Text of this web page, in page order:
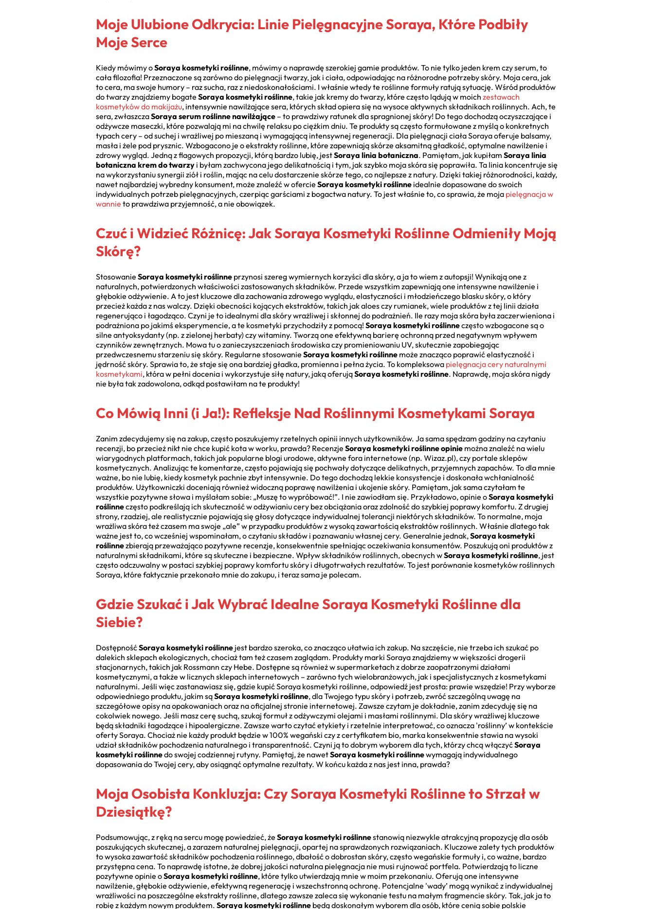
Moje Ulubione Odkrycia: Linie Pielęgnacyjne Soraya, Które Podbiły
Moje Serce
Kiedy mówimy oSoraya kosmetyki roślinne, mówimy o naprawdę szerokiej gamie produktów. To nie tylko jeden krem czy serum, to
cała filozofia! Przeznaczone są zarówno do pielęgnacji twarzy, jak i ciała, odpowiadając na różnorodne potrzeby skóry. Moja cera, jak
to cera, ma swoje humory – raz sucha, raz z niedoskonałościami. I właśnie wtedy te roślinne formuły ratują sytuację. Wśród produktów
do twarzy znajdziemy bogate Soraya kosmetyki roślinne, takie jak kremy do twarzy, które często lądują w moich zestawach
kosmetyków do makijażu, intensywnie nawilżające sera, których skład opiera się na wysoce aktywnych składnikach roślinnych. Ach, te
sera, zwłaszczaSoraya serum roślinne nawilżające – to prawdziwy ratunek dla spragnionej skóry! Do tego dochodzą oczyszczające i
odżywcze maseczki, które pozwalają mi na chwilę relaksu po ciężkim dniu. Te produkty są często formułowane z myślą o konkretnych
typach cery – od suchej i wrażliwej po mieszaną i wymagającą intensywnej regeneracji. Dla pielęgnacji ciała Soraya oferuje balsamy,
masła i żele pod prysznic. Wzbogacono je o ekstrakty roślinne, które zapewniają skórze aksamitną gładkość, optymalne nawilżenie i
zdrowy wygląd. Jedną z flagowych propozycji, którą bardzo lubię, jestSoraya linia botaniczna. Pamiętam, jak kupiłam Soraya linia
botaniczna krem do twarzy i byłam zachwycona jego delikatnością i tym, jak szybko moja skóra się poprawiła. Ta linia koncentruje się
na wykorzystaniu synergii ziół i roślin, mając na celu dostarczenie skórze tego, co najlepsze z natury. Dzięki takiej różnorodności, każdy,
nawet najbardziej wybredny konsument, może znaleźć w ofercie Soraya kosmetyki roślinne idealnie dopasowane do swoich
indywidualnych potrzeb pielęgnacyjnych, czerpiąc garściami z bogactwa natury. To jest właśnie to, co sprawia, że moja pielęgnacja w
wannie to prawdziwa przyjemność, a nie obowiązek.
Czuć i Widzieć Różnicę: Jak Soraya Kosmetyki Roślinne Odmieniły Moją
Skórę?
Stosowanie Soraya kosmetyki roślinne przynosi szereg wymiernych korzyści dla skóry, a ja to wiem z autopsji! Wynikają one z
naturalnych, potwierdzonych właściwości zastosowanych składników. Przede wszystkim zapewniają one intensywne nawilżenie i
głębokie odżywienie. A to jest kluczowe dla zachowania zdrowego wyglądu, elastyczności i młodzieńczego blasku skóry, o który
przecież każda z nas walczy. Dzięki obecności kojących ekstraktów, takich jak aloes czy rumianek, wiele produktów z tej linii działa
regenerująco i łagodząco. Czyni je to idealnymi dla skóry wrażliwej i skłonnej do podrażnień. Ile razy moja skóra była zaczerwieniona i
podrażniona po jakimś eksperymencie, a te kosmetyki przychodziły z pomocą! Soraya kosmetyki roślinneczęsto wzbogacone są o
silne antyoksydanty (np. z zielonej herbaty) czy witaminy. Tworzą one efektywną barierę ochronną przed negatywnym wpływem
czynników zewnętrznych. Mowa tu o zanieczyszczeniach środowiska czy promieniowaniu UV, skutecznie zapobiegając
przedwczesnemu starzeniu się skóry. Regularne stosowanie Soraya kosmetyki roślinne może znacząco poprawić elastyczność i
jędrność skóry. Sprawia to, że staje się ona bardziej gładka, promienna i pełna życia. To kompleksowa pielęgnacja cery naturalnymi
kosmetykami, która w pełni docenia i wykorzystuje siłę natury, jaką oferująSoraya kosmetyki roślinne. Naprawdę, moja skóra nigdy
nie była tak zadowolona, odkąd postawiłam na te produkty!
Co Mówią Inni (i Ja!): Refleksje Nad Roślinnymi Kosmetykami Soraya
Zanim zdecydujemy się na zakup, często poszukujemy rzetelnych opinii innych użytkowników. Ja sama spędzam godziny na czytaniu
recenzji, bo przecież nikt nie chce kupić kota w worku, prawda? Recenzje Soraya kosmetyki roślinne opinie można znaleźć na wielu
wiarygodnych platformach, takich jak popularne blogi urodowe, aktywne fora internetowe (np. Wizaz.pl), czy portale sklepów
kosmetycznych. Analizując te komentarze, często pojawiają się pochwały dotyczące delikatnych, przyjemnych zapachów. To dla mnie
ważne, bo nie lubię, kiedy kosmetyk pachnie zbyt intensywnie. Do tego dochodzą lekkie konsystencje i doskonała wchłanialność
produktów. Użytkowniczki doceniają również widoczną poprawę nawilżenia i ukojenie skóry. Pamiętam, jak sama czytałam te
wszystkie pozytywne słowa i myślałam sobie: „Muszę to wypróbować!”. I nie zawiodłam się. Przykładowo, opinie oSoraya kosmetyki
roślinneczęsto podkreślają ich skuteczność w odżywianiu cery bez obciążania oraz zdolność do szybkiej poprawy komfortu. Z drugiej
strony, rzadziej, ale realistycznie pojawiają się głosy dotyczące indywidualnej tolerancji niektórych składników. To normalne, moja
wrażliwa skóra też czasem ma swoje „ale” w przypadku produktów z wysoką zawartością ekstraktów roślinnych. Właśnie dlatego tak
ważne jest to, co wcześniej wspominałam, o czytaniu składów i poznawaniu własnej cery. Generalnie jednak,Soraya kosmetyki
roślinnezbierają przeważająco pozytywne recenzje, konsekwentnie spełniając oczekiwania konsumentów. Poszukują oni produktów z
naturalnymi składnikami, które są skuteczne i bezpieczne. Wpływ składników roślinnych, obecnych wSoraya kosmetyki roślinne, jest
często odczuwalny w postaci szybkiej poprawy komfortu skóry i długotrwałych rezultatów. To jest porównanie kosmetyków roślinnych
Soraya, które faktycznie przekonało mnie do zakupu, i teraz sama je polecam.
Gdzie Szukać i Jak Wybrać Idealne Soraya Kosmetyki Roślinne dla
Siebie?
DostępnośćSoraya kosmetyki roślinne jest bardzo szeroka, co znacząco ułatwia ich zakup. Na szczęście, nie trzeba ich szukać po
dalekich sklepach ekologicznych, chociaż tam też czasem zaglądam. Produkty marki Soraya znajdziemy w większości drogerii
stacjonarnych, takich jak Rossmann czy Hebe. Dostępne są również w supermarketach z dobrze zaopatrzonymi działami
kosmetycznymi, a także w licznych sklepach internetowych – zarówno tych wielobranżowych, jak i specjalistycznych z kosmetykami
naturalnymi. Jeśli więc zastanawiasz się, gdzie kupić Soraya kosmetyki roślinne, odpowiedź jest prosta: prawie wszędzie! Przy wyborze
odpowiedniego produktu, jakim sąSoraya kosmetyki roślinne, dla Twojego typu skóry i potrzeb, zwróć szczególną uwagę na
szczegółowe opisy na opakowaniach oraz na oficjalnej stronie internetowej. Zawsze czytam je dokładnie, zanim zdecyduję się na
cokolwiek nowego. Jeśli masz cerę suchą, szukaj formuł z odżywczymi olejami i masłami roślinnymi. Dla skóry wrażliwej kluczowe
będą składniki łagodzące i hipoalergiczne. Zawsze warto czytać etykiety i rzetelnie interpretować, co oznacza 'roślinny’ w kontekście
oferty Soraya. Chociaż nie każdy produkt będzie w 100% wegański czy z certyfikatem bio, marka konsekwentnie stawia na wysoki
udział składników pochodzenia naturalnego i transparentność. Czyni ją to dobrym wyborem dla tych, którzy chcą włączyćSoraya
kosmetyki roślinnedo swojej codziennej rutyny. Pamiętaj, że nawetSoraya kosmetyki roślinnewymagają indywidualnego
dopasowania do Twojej cery, aby osiągnąć optymalne rezultaty. W końcu każda z nas jest inna, prawda?
Moja Osobista Konkluzja: Czy Soraya Kosmetyki Roślinne to Strzał w
Dziesiątkę?
Podsumowując, z ręką na sercu mogę powiedzieć, że Soraya kosmetyki roślinnestanowią niezwykle atrakcyjną propozycję dla osób
poszukujących skutecznej, a zarazem naturalnej pielęgnacji, opartej na sprawdzonych rozwiązaniach. Kluczowe zalety tych produktów
to wysoka zawartość składników pochodzenia roślinnego, dbałość o dobrostan skóry, często wegańskie formuły i, co ważne, bardzo
przystępna cena. To naprawdę istotne, że dobrej jakości naturalna pielęgnacja nie musi rujnować portfela. Potwierdzają to liczne
pozytywne opinie oSoraya kosmetyki roślinne, które tylko utwierdzają mnie w moim przekonaniu. Oferują one intensywne
nawilżenie, głębokie odżywienie, efektywną regenerację i wszechstronną ochronę. Potencjalne 'wady’ mogą wynikać z indywidualnej
wrażliwości na poszczególne ekstrakty roślinne, dlatego zawsze zaleca się wykonanie testu na małym fragmencie skóry. Tak, jak ja to
robię z każdym nowym produktem. Soraya kosmetyki roślinne będą doskonałym wyborem dla osób, które cenią sobie polskie